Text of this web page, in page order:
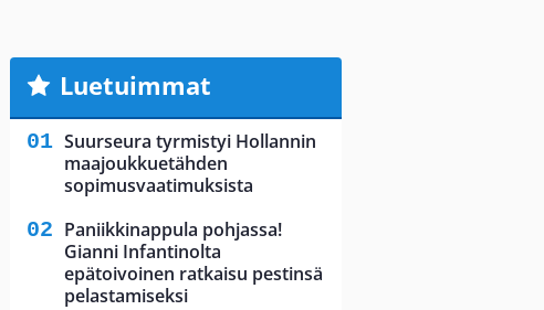
Luetuimmat
Suurseura tyrmistyi Hollannin
maajoukkuetähden
sopimusvaatimuksista
Paniikkinappula pohjassa!
Gianni Infantinolta
epätoivoinen ratkaisu pestinsä
pelastamiseksi